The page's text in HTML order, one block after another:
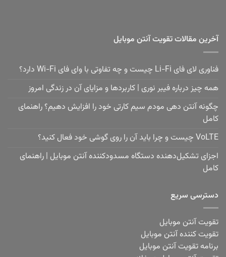
آخرین مقالات تقویت آنتن موبایل
فناوری لای فای Li-Fi چیست و چه تفاوتی با وای فای Wi-Fi دارد؟
همه چیز درباره فیبر نوری | کاربردها و مزایای آن در زندگی امروز
چگونه آنتن دهی مودم سیم کارتی خود را افزایش دهیم؟ راهنمای
کامل
VoLTE چیست و چرا باید آن را روی گوشی خود فعال کنید؟
اجزای تشکیل‌دهنده دستگاه مسدودکننده آنتن موبایل | راهنمای
کامل
دسترسی سریع
تقویت آنتن موبایل
تقویت کننده آنتن موبایل
برنامه تقویت آنتن موبایل